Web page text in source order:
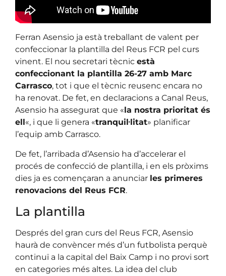
Ferran Asensio ja està treballant de valent per
confeccionar la plantilla del Reus FCR pel curs
vinent. El nou secretari tècnic està
confeccionant la plantilla 26-27 amb Marc
Carrasco, tot i que el tècnic reusenc encara no
ha renovat. De fet, en declaracions a Canal Reus,
Asensio ha assegurat que «la nostra prioritat és
ell«, i que li genera «tranquil·litat» planificar
l’equip amb Carrasco.
De fet, l’arribada d’Asensio ha d’accelerar el
procés de confecció de plantilla, i en els pròxims
dies ja es començaran a anunciar les primeres
renovacions del Reus FCR.
La plantilla
Després del gran curs del Reus FCR, Asensio
haurà de convèncer més d’un futbolista perquè
continuï a la capital del Baix Camp i no provi sort
en categories més altes. La idea del club